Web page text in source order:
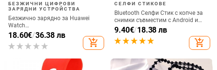
БЕЗЖИЧНИ ЦИФРОВИ
ЗАРЯДНИ УСТРОЙСТВА
Безжично зарядно за Huawei
Watch
GT6/GT5/Watch5/Watch4/GT4 –
метален корпус, магнитно
зареждане, QC 3.0 бързо
18.60€/36.38 лв
add_shopping_cart
СЕЛФИ СТИКОВЕ
Bluetooth Селфи Стик с копче за
снимки съвместим с Android и
iOS- Черен/Зелен
9.40€/18.38 лв
add_shopping_cart